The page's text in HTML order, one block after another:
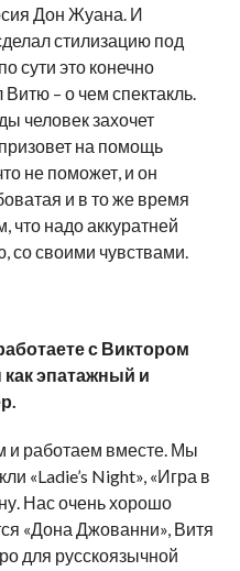
Дон Жуана. И
стилизацию под
сути это конечно
– о чем спектакль.
человек захочет
на помощь
не поможет, и он
и в то же время
что надо аккуратней
со своими чувствами.
с Виктором
эпатажный и
и работаем вместе. Мы
«Ladie’s Night», «Игра в
Нас очень хорошо
«Дона Джованни», Витя
для русскоязычной